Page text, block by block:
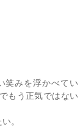
笑みを浮かべてい
もう正気ではない
。